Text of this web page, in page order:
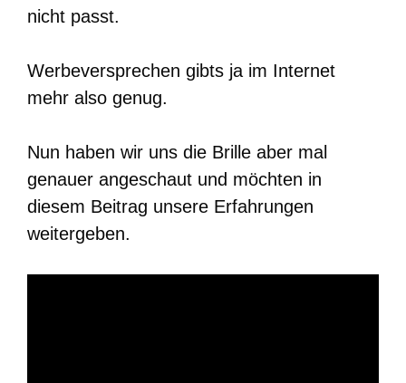
nicht passt.
Werbeversprechen gibts ja im Internet
mehr also genug.
Nun haben wir uns die Brille aber mal
genauer angeschaut und möchten in
diesem Beitrag unsere Erfahrungen
weitergeben.